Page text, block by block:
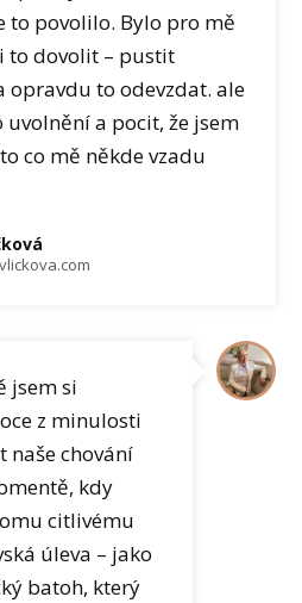
to povolilo. Bylo pro mě
to dovolit – pustit
opravdu to odevzdat. ale
a pocit, že jsem
to co mě někde vzadu
jsem si
z minulosti
naše chování
kdy
citlivému
úleva – jako
batoh, který